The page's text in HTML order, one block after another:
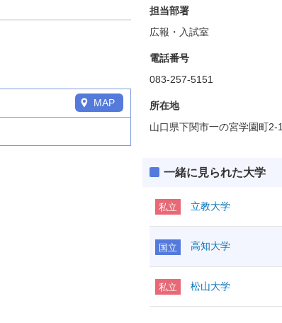
MAP
担当部署
広報・入試室
電話番号
083-257-5151
所在地
山口県下関市一の宮学園町2-1
一緒に見られた大学
私立 立教大学
国立 高知大学
私立 松山大学